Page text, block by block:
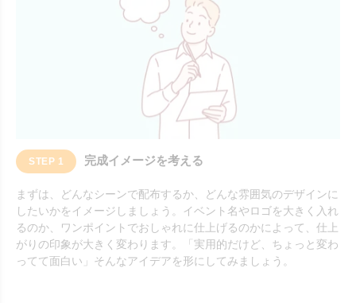
STEP 1 完成イメージを考える
まずは、どんなシーンで配布するか、どんな雰囲気のデザインに
したいかをイメージしましょう。イベント名やロゴを大きく入れ
るのか、ワンポイントでおしゃれに仕上げるのかによって、仕上
がりの印象が大きく変わります。「実用的だけど、ちょっと変わ
ってて面白い」そんなアイデアを形にしてみましょう。